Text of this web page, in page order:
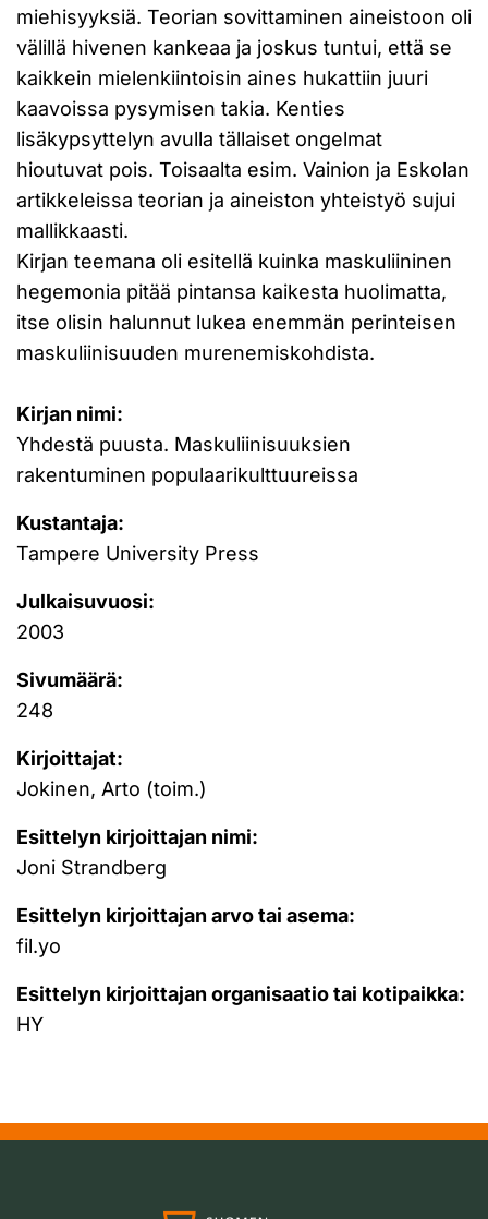
miehisyyksiä. Teorian sovittaminen aineistoon oli
välillä hivenen kankeaa ja joskus tuntui, että se
kaikkein mielenkiintoisin aines hukattiin juuri
kaavoissa pysymisen takia. Kenties
lisäkypsyttelyn avulla tällaiset ongelmat
hioutuvat pois. Toisaalta esim. Vainion ja Eskolan
artikkeleissa teorian ja aineiston yhteistyö sujui
mallikkaasti.
Kirjan teemana oli esitellä kuinka maskuliininen
hegemonia pitää pintansa kaikesta huolimatta,
itse olisin halunnut lukea enemmän perinteisen
maskuliinisuuden murenemiskohdista.
Kirjan nimi:
Yhdestä puusta. Maskuliinisuuksien
rakentuminen populaarikulttuureissa
Kustantaja:
Tampere University Press
Julkaisuvuosi:
2003
Sivumäärä:
248
Kirjoittajat:
Jokinen, Arto (toim.)
Esittelyn kirjoittajan nimi:
Joni Strandberg
Esittelyn kirjoittajan arvo tai asema:
fil.yo
Esittelyn kirjoittajan organisaatio tai kotipaikka:
HY